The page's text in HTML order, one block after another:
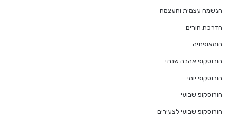
הגשמה עצמית והעצמה
הדרכת הורים
הומאופתיה
הורוסקופ אהבה שנתי
הורוסקופ יומי
הורוסקופ שבועי
הורוסקופ שבועי לצעירים